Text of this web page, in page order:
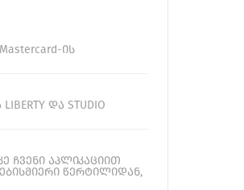
ის
და STUDIO
ჩვენი აპლიკაციით
წერტილიდან,